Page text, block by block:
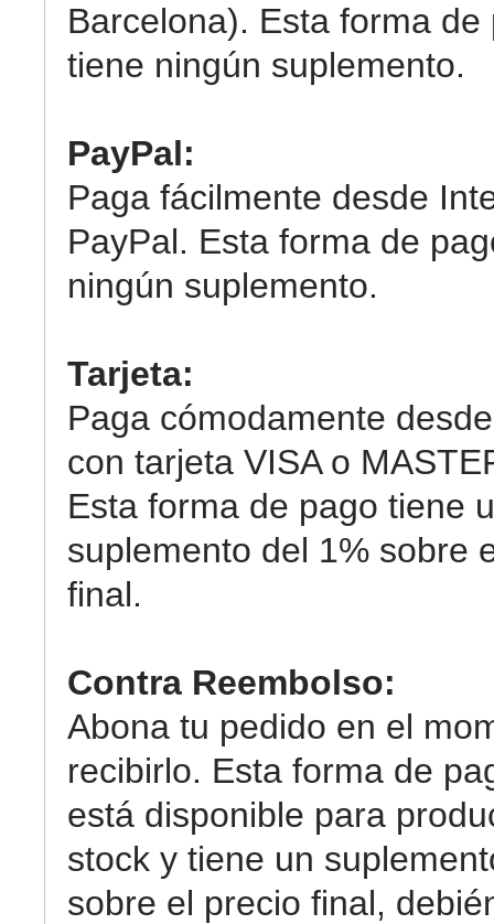
Barcelona). Esta forma de
tiene ningún suplemento.
PayPal:
Paga fácilmente desde
PayPal. Esta forma de
ningún suplemento.
Tarjeta:
Paga cómodamente
con tarjeta VISA o
Esta forma de pago tiene
suplemento del 1% sobre
final.
Contra Reembolso:
Abona tu pedido en el
recibirlo. Esta forma de
está disponible para
stock y tiene un
sobre el precio final,